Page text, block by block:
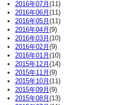
2016年07月(11)
2016年06月(11)
2016年05月(11)
2016年04月(9)
2016年03月(10)
2016年02月(9)
2016年01月(10)
2015年12月(14)
2015年11月(9)
2015年10月(11)
2015年09月(9)
2015年08月(13)